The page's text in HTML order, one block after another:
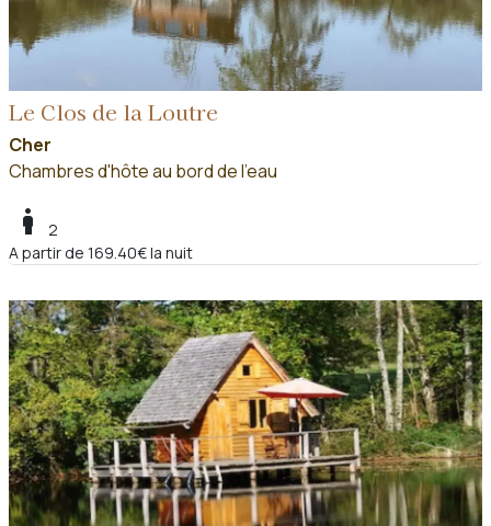
Le Clos de la Loutre
Cher
Chambres d'hôte au bord de l'eau
boy
2
A partir de 169.40€ la nuit